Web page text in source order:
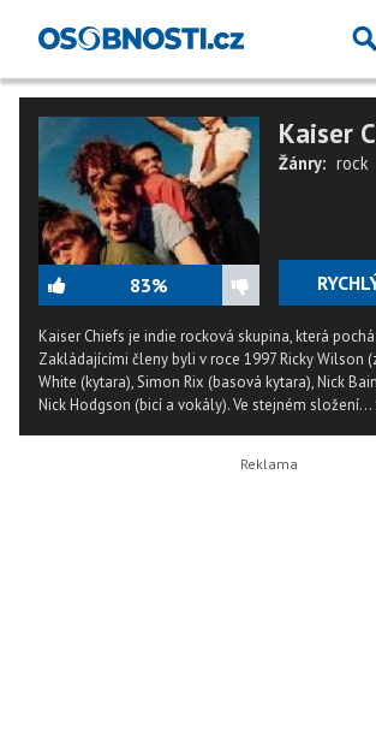
83%
Kaiser
Žánry: rock
Kaiser Chiefs je indie rocková skupina, která
Zakládajícími členy byli v roce 1997 Ricky Wilson
White (kytara), Simon Rix (basová kytara), Nick
Nick Hodgson (bicí a vokály). Ve stejném složení...